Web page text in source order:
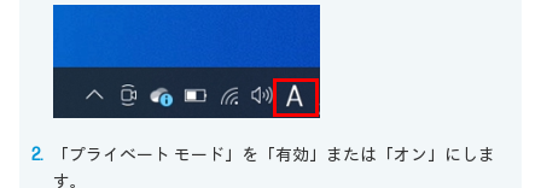
「プライベート モード」を「有効」または「オン」にしま
す。